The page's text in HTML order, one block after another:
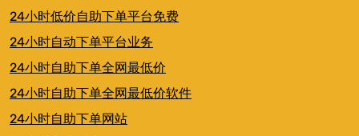
24小时低价自助下单平台免费
24小时自动下单平台业务
24小时自助下单全网最低价
24小时自助下单全网最低价软件
24小时自助下单网站